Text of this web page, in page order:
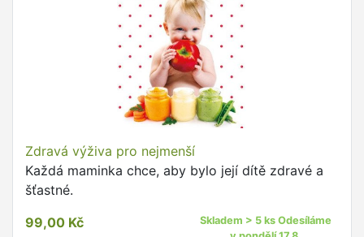
Zdravá výživa pro nejmenší
Každá maminka chce, aby bylo její dítě zdravé a
šťastné.
99,00 Kč
Skladem > 5 ks Odesíláme